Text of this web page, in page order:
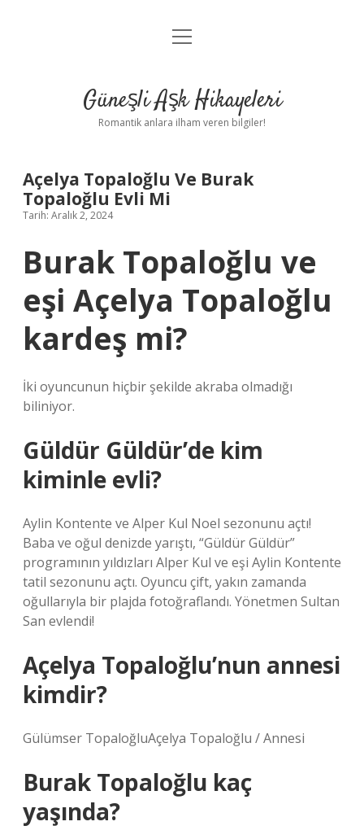
Anasayfa
Yasal Uyarı
menüyü
Güneşli Aşk Hikayeleri
Romantik anlara ilham veren bilgiler!
Açelya Topaloğlu Ve Burak
Topaloğlu Evli Mi
Tarih: Aralık 2, 2024
Burak Topaloğlu ve
eşi Açelya Topaloğlu
kardeş mi?
İki oyuncunun hiçbir şekilde akraba olmadığı
biliniyor.
Güldür Güldür’de kim
kiminle evli?
Aylin Kontente ve Alper Kul Noel sezonunu açtı!
Baba ve oğul denizde yarıştı, “Güldür Güldür”
programının yıldızları Alper Kul ve eşi Aylin Kontente
tatil sezonunu açtı. Oyuncu çift, yakın zamanda
oğullarıyla bir plajda fotoğraflandı. Yönetmen Sultan
San evlendi!
Açelya Topaloğlu’nun annesi
kimdir?
Gülümser TopaloğluAçelya Topaloğlu / Annesi
Burak Topaloğlu kaç
yaşında?